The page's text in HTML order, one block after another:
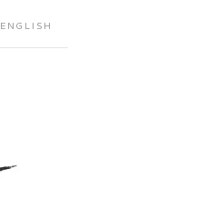
ENGLISH